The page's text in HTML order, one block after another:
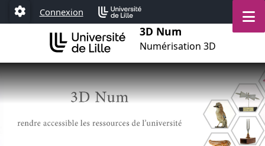
Aller au menu
Aller au contenu
Aller au pied de page
Paramétrage
Connexion
3D Num
Numérisation 3D